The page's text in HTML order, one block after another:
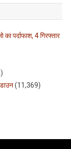
पर्दाफाश, 4 गिरफ्तार
(11,369)